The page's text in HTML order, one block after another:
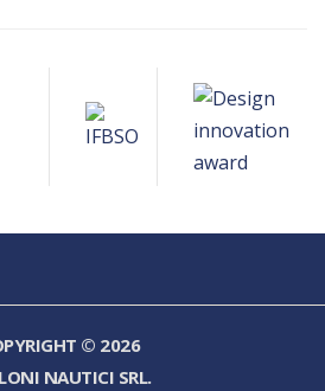
© 2026
NAUTICI SRL.